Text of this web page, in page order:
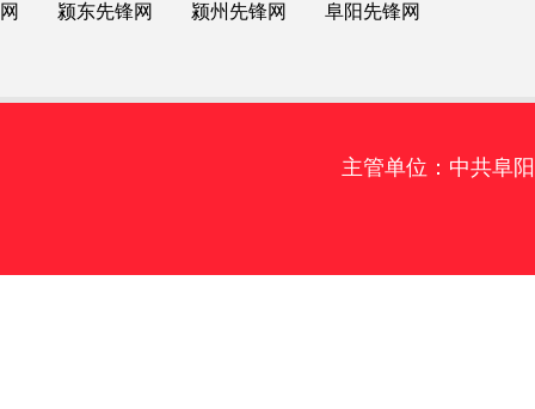
网
颍东先锋网 颍州先锋网 阜阳先锋网
主管单位：中共阜